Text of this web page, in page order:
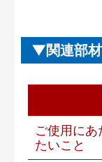
関連部
ご使用にあ
たいこと